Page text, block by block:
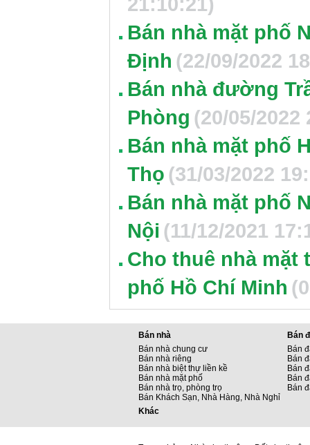
Bán nhà mặt phố
Định (22/09/2022
Bán nhà đường
Phòng (20/05/2022
Bán nhà mặt phố
Thọ (31/03/2022
Bán nhà mặt phố
Nội (11/12/2021
Cho thuê nhà mặt
phố Hồ Chí Minh
Bán nhà
Bán nhà chung cư
Bán nhà riêng
Bán nhà biệt thự liền kề
Bán nhà mặt phố
Bán nhà trọ, phòng trọ
Bán Khách Sạn, Nhà Hàng, Nhà Nghỉ
Bán
Bán
Bán
Bán
Bán
Bán
Khác